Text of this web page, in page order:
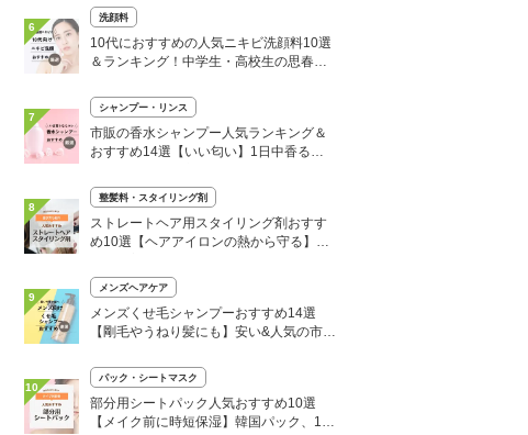
6
洗顔料
10代におすすめの人気ニキビ洗顔料10選
＆ランキング！中学生・高校生の思春期
7
シャンプー・リンス
市販の香水シャンプー人気ランキング＆
おすすめ14選【いい匂い】1日中香る＆
8
整髪料・スタイリング剤
ストレートヘア用スタイリング剤おすす
め10選【ヘアアイロンの熱から守る】さ
9
メンズヘアケア
メンズくせ毛シャンプーおすすめ14選
【剛毛やうねり髪にも】安い&人気の市販
10
パック・シートマスク
部分用シートパック人気おすすめ10選
【メイク前に時短保湿】韓国パック、10